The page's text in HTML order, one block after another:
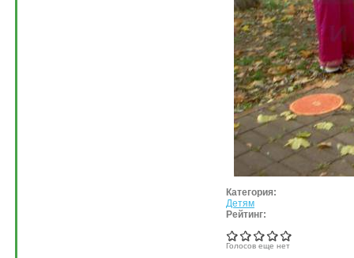
Категория:
Детям
Рейтинг:
Голосов еще нет